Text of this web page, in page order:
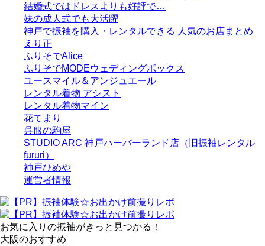
結婚式ではドレスよりも好評で…
妹の成人式でも大活躍
神戸で振袖を購入・レンタルできる 人気のお店まとめ
えり正
ふりそでAlice
ふりそでMODEウェディングボックス
ユースマイル＆アンジュエール
レンタル着物 アシスト
レンタル着物マイン
花てまり
呉服の駒屋
STUDIO ARC 神戸ハーバーランド店（旧振袖レンタル
fururi）
神戸ひめや
運営者情報
お気に入りの振袖がきっと見つかる！
大阪のおすすめ